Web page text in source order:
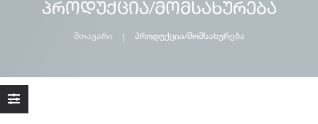
პროდუქცია/მომსახურება
მთავარი პროდუქცია/მომსახურება